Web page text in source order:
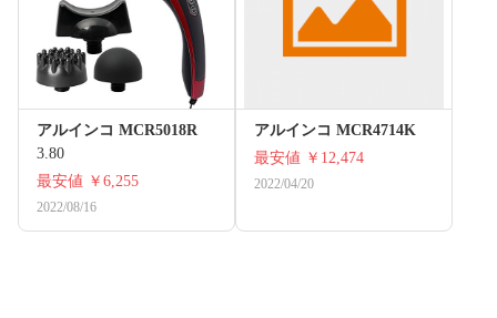
アルインコ MCR5018R
3.80
最安値 ￥6,255
2022/08/16
アルインコ MCR4714K
最安値 ￥12,474
2022/04/20